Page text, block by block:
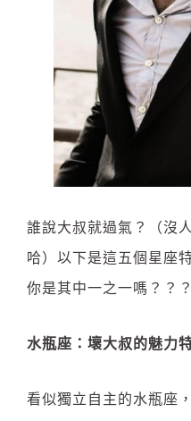
誰說大叔就過氣？（沒
哈）以下是這五個星座
你是其中一之一嗎？？？
水瓶座：壞大叔的魅力
看似獨立自主的水瓶座